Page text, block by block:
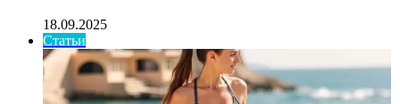
18.09.2025
Статьи